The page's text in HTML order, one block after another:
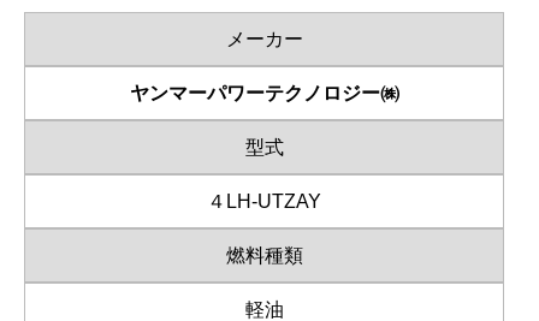
メーカー
ヤンマーパワーテクノロジー㈱
型式
４LH-UTZAY
燃料種類
軽油